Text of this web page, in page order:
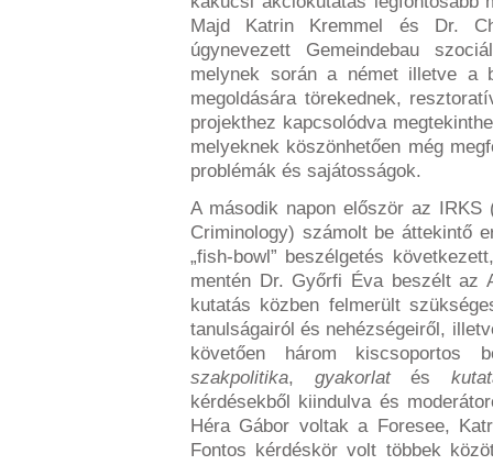
Majd Katrin Kremmel és Dr.
úgynevezett Gemeindebau
melynek során a német illetve a
megoldására törekednek,
projekthez kapcsolódva
melyeknek köszönhetően még
problémák és sajátosságok.
A második napon először az IRKS
Criminology) számolt be áttekintő
„fish-bowl” beszélgetés
mentén Dr. Győrfi Éva beszélt az
kutatás közben felmerült
tanulságairól és nehézségeiről,
követően három kiscsoportos
szakpolitika, gyakorlatés
kérdésekből kiindulva és
Héra Gábor voltak a Foresee,
Fontos kérdéskör volt többek